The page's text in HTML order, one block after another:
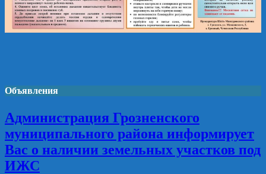
Объявления
Администрация Грозненского
муниципального района информирует
Вас о наличии земельных участков под
ИЖС